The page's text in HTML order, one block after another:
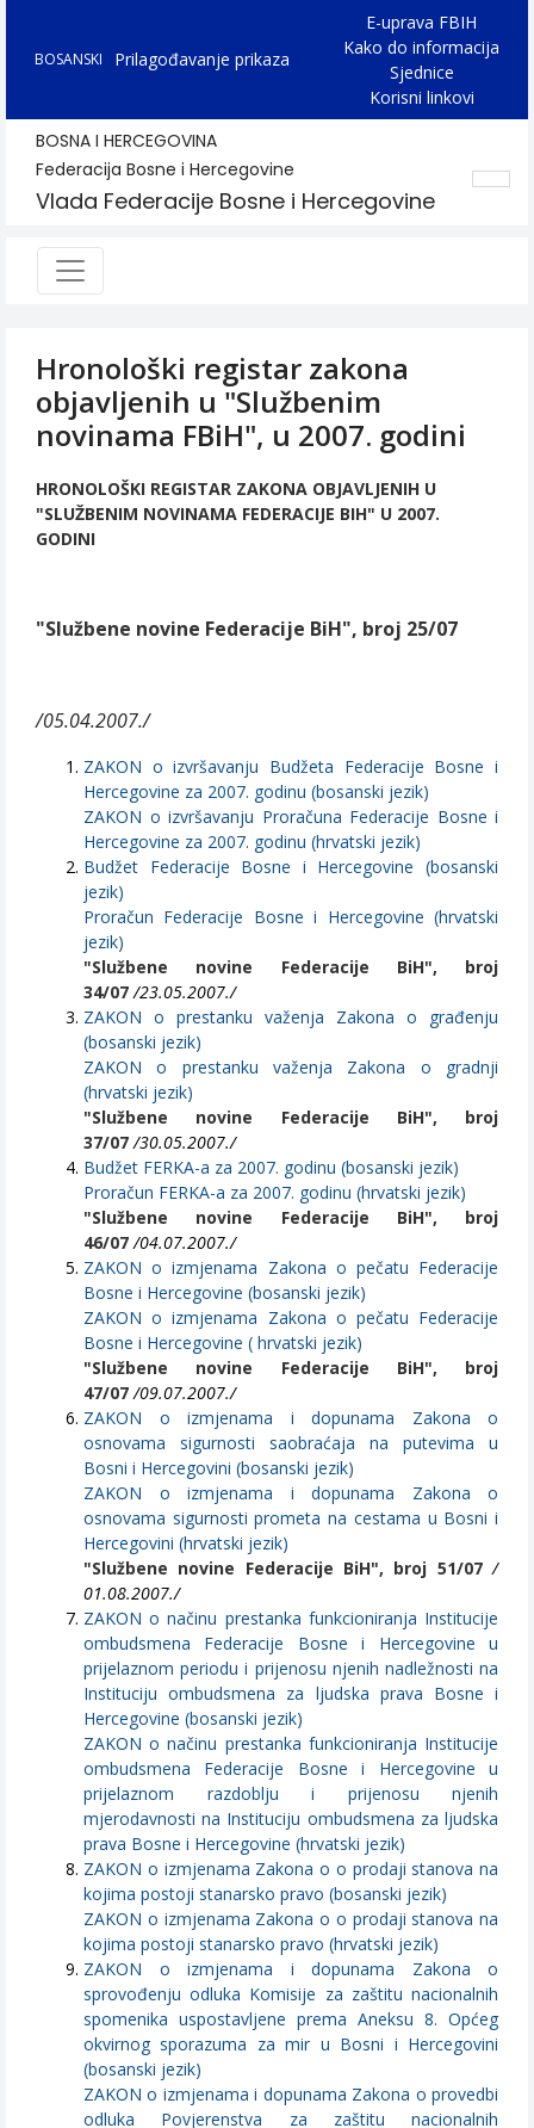
BOSANSKI Prilagođavanje prikaza
E-uprava FBIH
Kako do informacija
Sjednice
Korisni linkovi
BOSNA I HERCEGOVINA
Federacija Bosne i Hercegovine
Vlada Federacije Bosne i Hercegovine
Hronološki registar zakona
objavljenih u "Službenim
novinama FBiH", u 2007. godini
HRONOLOŠKI REGISTAR ZAKONA OBJAVLJENIH U
"SLUŽBENIM NOVINAMA FEDERACIJE BIH" U 2007.
GODINI
"Službene novine Federacije BiH", broj 25/07
/05.04.2007./
ZAKON o izvršavanju Budžeta Federacije Bosne i
Hercegovine za 2007. godinu (bosanski jezik)
ZAKON o izvršavanju Proračuna Federacije Bosne i
Hercegovine za 2007. godinu (hrvatski jezik)
Budžet Federacije Bosne i Hercegovine (bosanski
jezik)
Proračun Federacije Bosne i Hercegovine (hrvatski
jezik)
"Službene novine Federacije BiH", broj
34/07 /23.05.2007./
ZAKON o prestanku važenja Zakona o građenju
(bosanski jezik)
ZAKON o prestanku važenja Zakona o gradnji
(hrvatski jezik)
"Službene novine Federacije BiH", broj
37/07/30.05.2007./
Budžet FERKA-a za 2007. godinu (bosanski jezik)
Proračun FERKA-a za 2007. godinu (hrvatski jezik)
"Službene novine Federacije BiH", broj
46/07/04.07.2007./
ZAKON o izmjenama Zakona o pečatu Federacije
Bosne i Hercegovine (bosanski jezik)
ZAKON o izmjenama Zakona o pečatu Federacije
Bosne i Hercegovine ( hrvatski jezik)
"Službene novine Federacije BiH", broj
47/07 /09.07.2007./
ZAKON o izmjenama i dopunama Zakona o
osnovama sigurnosti saobraćaja na putevima u
Bosni i Hercegovini (bosanski jezik)
ZAKON o izmjenama i dopunama Zakona o
osnovama sigurnosti prometa na cestama u Bosni i
Hercegovini (hrvatski jezik)
"Službene novine Federacije BiH", broj 51/07/
01.08.2007./
ZAKON o načinu prestanka funkcioniranja Institucije
ombudsmena Federacije Bosne i Hercegovine u
prijelaznom periodu i prijenosu njenih nadležnosti na
Instituciju ombudsmena za ljudska prava Bosne i
Hercegovine (bosanski jezik)
ZAKON o načinu prestanka funkcioniranja Institucije
ombudsmena Federacije Bosne i Hercegovine u
prijelaznom razdoblju i prijenosu njenih
mjerodavnosti na Instituciju ombudsmena za ljudska
prava Bosne i Hercegovine (hrvatski jezik)
ZAKON o izmjenama Zakona o o prodaji stanova na
kojima postoji stanarsko pravo (bosanski jezik)
ZAKON o izmjenama Zakona o o prodaji stanova na
kojima postoji stanarsko pravo (hrvatski jezik)
ZAKON o izmjenama i dopunama Zakona o
sprovođenju odluka Komisije za zaštitu nacionalnih
spomenika uspostavljene prema Aneksu 8. Općeg
okvirnog sporazuma za mir u Bosni i Hercegovini
(bosanski jezik)
ZAKON o izmjenama i dopunama Zakona o provedbi
odluka Povjerenstva za zaštitu nacionalnih